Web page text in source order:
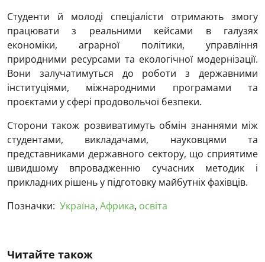
Студенти й молоді спеціалісти отримають змогу
працювати з реальними кейсами в галузях
економіки, аграрної політики, управління
природними ресурсами та екологічної модернізації.
Вони залучатимуться до роботи з державними
інституціями, міжнародними програмами та
проєктами у сфері продовольчої безпеки.
Сторони також розвиватимуть обмін знаннями між
студентами, викладачами, науковцями та
представниками державного сектору, що сприятиме
швидшому впровадженню сучасних методик і
прикладних рішень у підготовку майбутніх фахівців.
Позначки: Україна, Африка, освіта
Читайте також